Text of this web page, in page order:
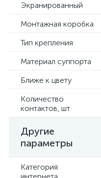
Экранированный
Монтажная коробка
Тип крепления
Материал суппорта
Ближе к цвету
Количество
контактов, шт
Другие
параметры
Категория